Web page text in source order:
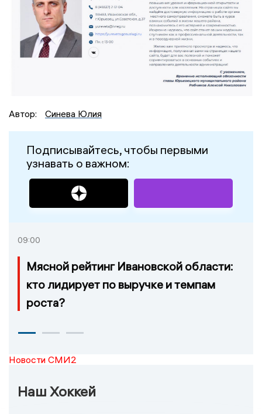
Автор: Синева Юлия
Подписывайтесь, чтобы первыми
узнавать о важном:
09:00
Мясной рейтинг Ивановской области:
кто лидирует по выручке и темпам
роста?
Новости СМИ2
Наш Хоккей